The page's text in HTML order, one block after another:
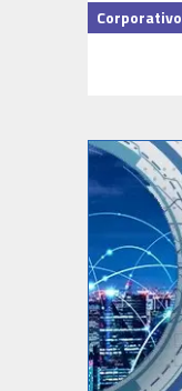
Corporativo